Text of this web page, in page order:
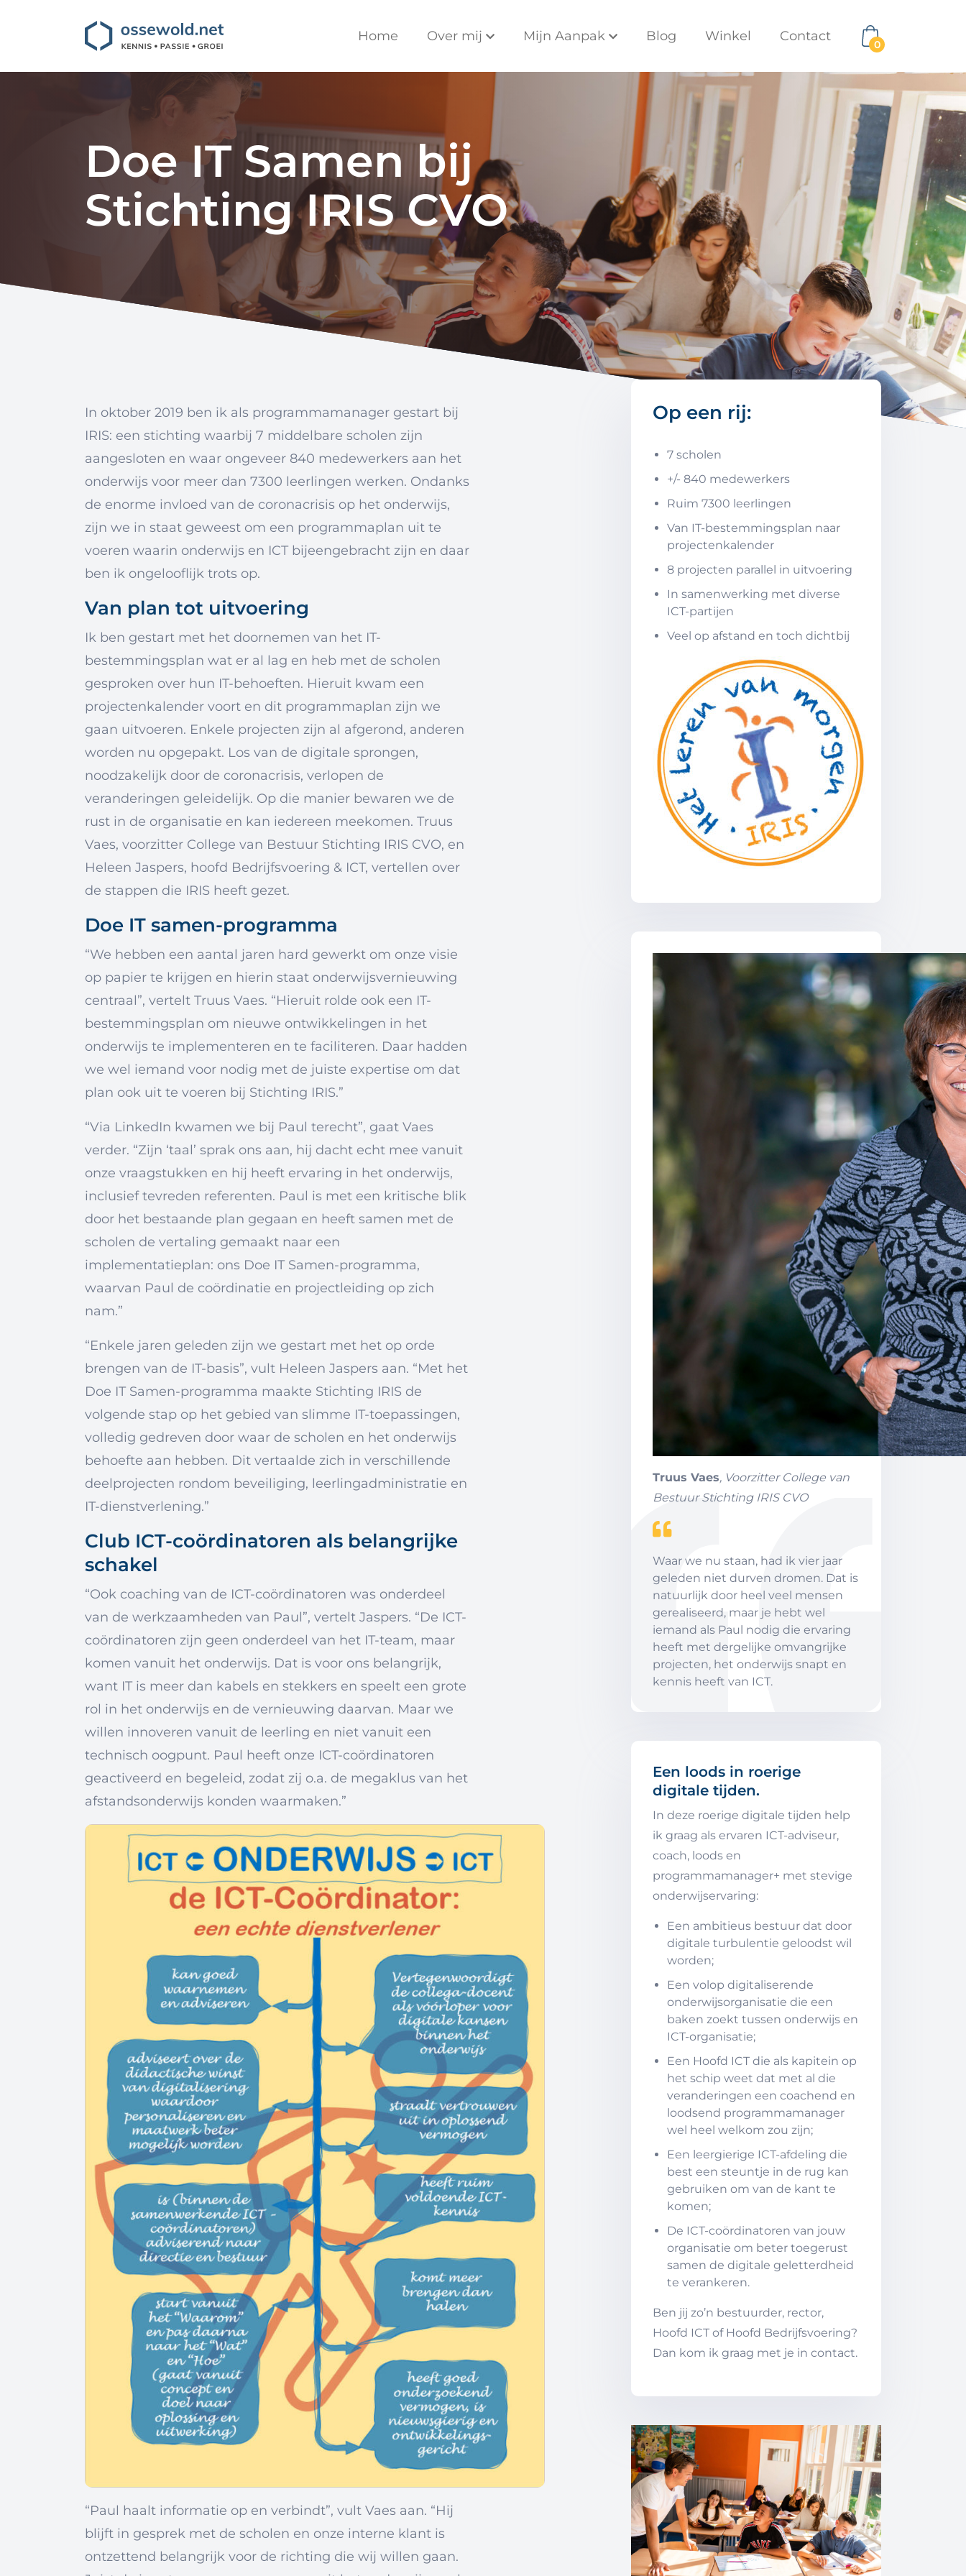
Home Over mij Mijn Aanpak Blog Winkel Contact
0
Doe IT Samen bij
Stichting IRIS CVO
In oktober 2019 ben ik als programmamanager gestart bij
IRIS: een stichting waarbij 7 middelbare scholen zijn
aangesloten en waar ongeveer 840 medewerkers aan het
onderwijs voor meer dan 7300 leerlingen werken. Ondanks
de enorme invloed van de coronacrisis op het onderwijs,
zijn we in staat geweest om een programmaplan uit te
voeren waarin onderwijs en ICT bijeengebracht zijn en daar
ben ik ongelooflijk trots op.
Van plan tot uitvoering
Ik ben gestart met het doornemen van het IT-
bestemmingsplan wat er al lag en heb met de scholen
gesproken over hun IT-behoeften. Hieruit kwam een
projectenkalender voort en dit programmaplan zijn we
gaan uitvoeren. Enkele projecten zijn al afgerond, anderen
worden nu opgepakt. Los van de digitale sprongen,
noodzakelijk door de coronacrisis, verlopen de
veranderingen geleidelijk. Op die manier bewaren we de
rust in de organisatie en kan iedereen meekomen. Truus
Vaes, voorzitter College van Bestuur Stichting IRIS CVO, en
Heleen Jaspers, hoofd Bedrijfsvoering & ICT, vertellen over
de stappen die IRIS heeft gezet.
Doe IT samen-programma
“We hebben een aantal jaren hard gewerkt om onze visie
op papier te krijgen en hierin staat onderwijsvernieuwing
centraal”, vertelt Truus Vaes. “Hieruit rolde ook een IT-
bestemmingsplan om nieuwe ontwikkelingen in het
onderwijs te implementeren en te faciliteren. Daar hadden
we wel iemand voor nodig met de juiste expertise om dat
plan ook uit te voeren bij Stichting IRIS.”
“Via LinkedIn kwamen we bij Paul terecht”, gaat Vaes
verder. “Zijn ‘taal’ sprak ons aan, hij dacht echt mee vanuit
onze vraagstukken en hij heeft ervaring in het onderwijs,
inclusief tevreden referenten. Paul is met een kritische blik
door het bestaande plan gegaan en heeft samen met de
scholen de vertaling gemaakt naar een
implementatieplan: ons Doe IT Samen-programma,
waarvan Paul de coördinatie en projectleiding op zich
nam.”
“Enkele jaren geleden zijn we gestart met het op orde
brengen van de IT-basis”, vult Heleen Jaspers aan. “Met het
Doe IT Samen-programma maakte Stichting IRIS de
volgende stap op het gebied van slimme IT-toepassingen,
volledig gedreven door waar de scholen en het onderwijs
behoefte aan hebben. Dit vertaalde zich in verschillende
deelprojecten rondom beveiliging, leerlingadministratie en
IT-dienstverlening.”
Club ICT-coördinatoren als belangrijke
schakel
“Ook coaching van de ICT-coördinatoren was onderdeel
van de werkzaamheden van Paul”, vertelt Jaspers. “De ICT-
coördinatoren zijn geen onderdeel van het IT-team, maar
komen vanuit het onderwijs. Dat is voor ons belangrijk,
want IT is meer dan kabels en stekkers en speelt een grote
rol in het onderwijs en de vernieuwing daarvan. Maar we
willen innoveren vanuit de leerling en niet vanuit een
technisch oogpunt. Paul heeft onze ICT-coördinatoren
geactiveerd en begeleid, zodat zij o.a. de megaklus van het
afstandsonderwijs konden waarmaken.”
“Paul haalt informatie op en verbindt”, vult Vaes aan. “Hij
blijft in gesprek met de scholen en onze interne klant is
ontzettend belangrijk voor de richting die wij willen gaan.
Op een rij:
7 scholen
+/- 840 medewerkers
Ruim 7300 leerlingen
Van IT-bestemmingsplan naar
projectenkalender
8 projecten parallel in uitvoering
In samenwerking met diverse
ICT-partijen
Veel op afstand en toch dichtbij
Truus Vaes, Voorzitter College van
Bestuur Stichting IRIS CVO
Waar we nu staan, had ik vier jaar
geleden niet durven dromen. Dat is
natuurlijk door heel veel mensen
gerealiseerd, maar je hebt wel
iemand als Paul nodig die ervaring
heeft met dergelijke omvangrijke
projecten, het onderwijs snapt en
kennis heeft van ICT.
Een loods in roerige
digitale tijden.
In deze roerige digitale tijden help
ik graag als ervaren ICT-adviseur,
coach, loods en
programmamanager+ met stevige
onderwijservaring:
Een ambitieus bestuur dat door
digitale turbulentie geloodst wil
worden;
Een volop digitaliserende
onderwijsorganisatie die een
baken zoekt tussen onderwijs en
ICT-organisatie;
Een Hoofd ICT die als kapitein op
het schip weet dat met al die
veranderingen een coachend en
loodsend programmamanager
wel heel welkom zou zijn;
Een leergierige ICT-afdeling die
best een steuntje in de rug kan
gebruiken om van de kant te
komen;
De ICT-coördinatoren van jouw
organisatie om beter toegerust
samen de digitale geletterdheid
te verankeren.
Ben jij zo’n bestuurder, rector,
Hoofd ICT of Hoofd Bedrijfsvoering?
Dan kom ik graag met je in contact.